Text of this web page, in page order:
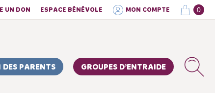
UN DON ESPACE BÉNÉVOLE MON COMPTE 0
DES PARENTS GROUPES D’ENTRAIDE